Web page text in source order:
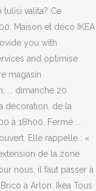
tulisi valita? Ce
Maison et déco IKEA
you with
and optimise
magasin
... dimanche 20
décoration, de la
à 18h00. Fermé ...
Elle rappelle : «
de la zone
nous, il faut passer à
à Arlon. Ikea Tous